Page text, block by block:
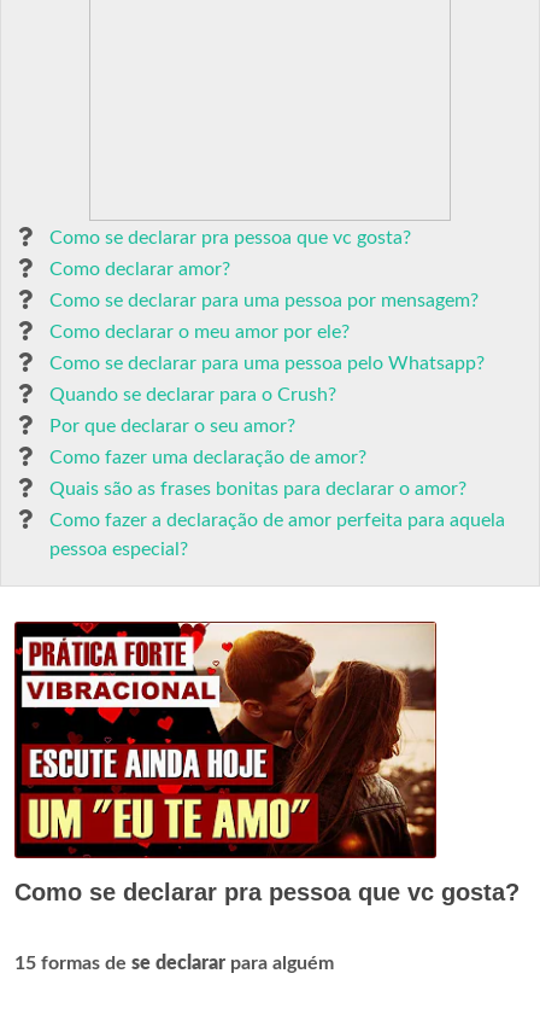
Como se declarar pra pessoa que vc gosta?
Como declarar amor?
Como se declarar para uma pessoa por mensagem?
Como declarar o meu amor por ele?
Como se declarar para uma pessoa pelo Whatsapp?
Quando se declarar para o Crush?
Por que declarar o seu amor?
Como fazer uma declaração de amor?
Quais são as frases bonitas para declarar o amor?
Como fazer a declaração de amor perfeita para aquela
pessoa especial?
Como se declarar pra pessoa que vc gosta?
15 formas de se declarar para alguém